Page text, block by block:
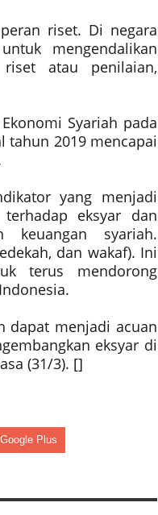
riset. Di negara
mengendalikan
riset atau penilaian,
Syariah pada
tahun 2019 mencapai
yang menjadi
eksyar dan
keuangan syariah.
dan wakaf). Ini
terus mendorong
dapat menjadi acuan
eksyar di
(31/3). []
Plus